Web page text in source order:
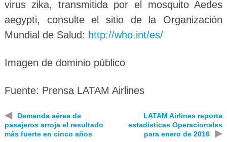
virus zika, transmitida por el mosquito Aedes
aegypti, consulte el sitio de la Organización
Mundial de Salud: http://who.int/es/
Imagen de dominio público
Fuente: Prensa LATAM Airlines
◀
Demanda aérea de
pasajeros arroja el resultado
más fuerte en cinco años
LATAM Airlines reporta
estadísticas Operacionales
para enero de 2016
▶